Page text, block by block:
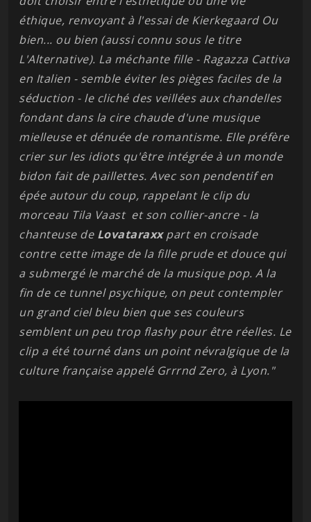
éthique, renvoyant à l'essai de Kierkegaard Ou
bien... ou bien (aussi connu sous le titre
L'Alternative). La méchante fille - Ragazza Cattiva
en Italien - semble éviter les pièges faciles de la
séduction - le cliché des veillées aux chandelles
fondant dans la cire chaude d'une musique
mielleuse et dénuée de romantisme. Elle préfère
crier sur les idiots qu'être intégrée à un monde
bidon fait de paillettes. Avec son pendentif en
épée autour du coup, rappelant le clip du
morceau Tila Vaast et son collier-ancre - la
chanteuse de Lovataraxxpart en croisade
contre cette image de la fille prude et douce qui
a submergé le marché de la musique pop. A la
fin de ce tunnel psychique, on peut contempler
un grand ciel bleu bien que ses couleurs
semblent un peu trop flashy pour être réelles. Le
clip a été tourné dans un point névralgique de la
culture française appelé Grrrnd Zero, à Lyon."